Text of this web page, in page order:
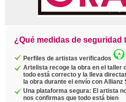
¿Qué medidas de seguridad
Perfiles de artistas verificados
Artelista recoge la obra en el taller
todo está correcto y la lleva
la obra durante el envío con
Una plataforma segura: El artista
nos confirmas que todo está bien